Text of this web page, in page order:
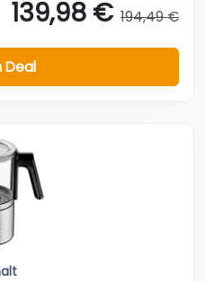
139,98 € 194,49 €
Deal